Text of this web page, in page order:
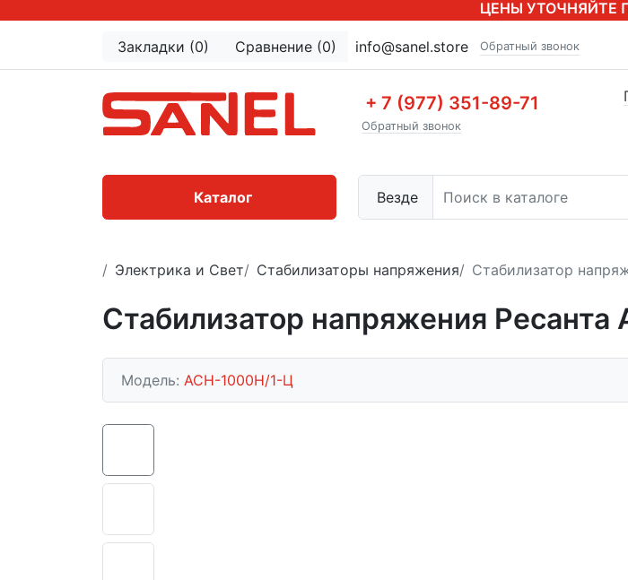
ЦЕНЫ УТОЧНЯЙТЕ
Закладки (0) Сравнение (0) info@sanel.store Обратный звонок
+ 7 (977) 351-89-71
Обратный звонок
Везде
Каталог
Электрика и Свет Стабилизаторы напряжения Стабилизатор
Стабилизатор напряжения
Модель: АСН-1000Н/1-Ц